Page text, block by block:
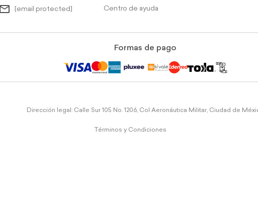
[email protected] Centro de ayuda
Formas de pago
Dirección legal: Calle Sur 105 No. 1206, Col Aeronáutica Militar, Ciudad de
Términos y Condiciones